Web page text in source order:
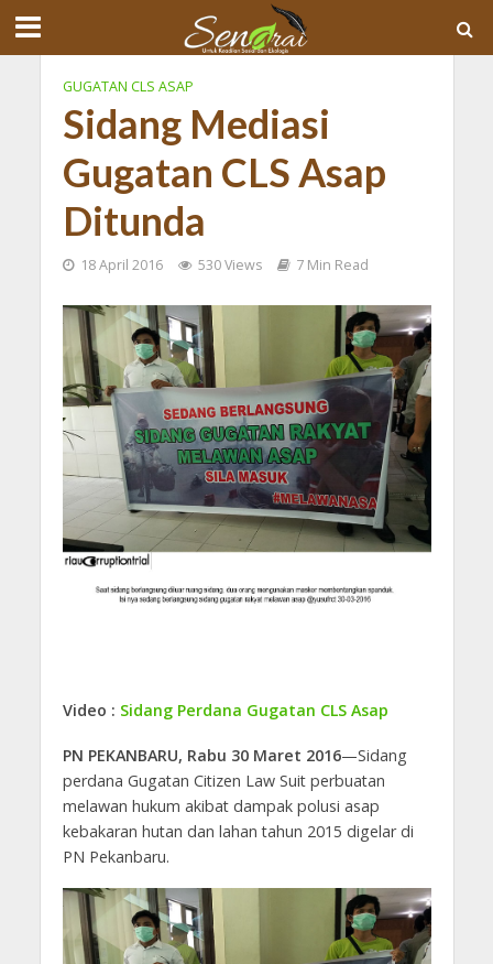
GUGATAN CLS ASAP
Sidang Mediasi
Gugatan CLS Asap
Ditunda
18 April 2016 530 Views 7 Min Read
Video : Sidang Perdana Gugatan CLS Asap
PN PEKANBARU, Rabu 30 Maret 2016—Sidang
perdana Gugatan Citizen Law Suit perbuatan
melawan hukum akibat dampak polusi asap
kebakaran hutan dan lahan tahun 2015 digelar di
PN Pekanbaru.